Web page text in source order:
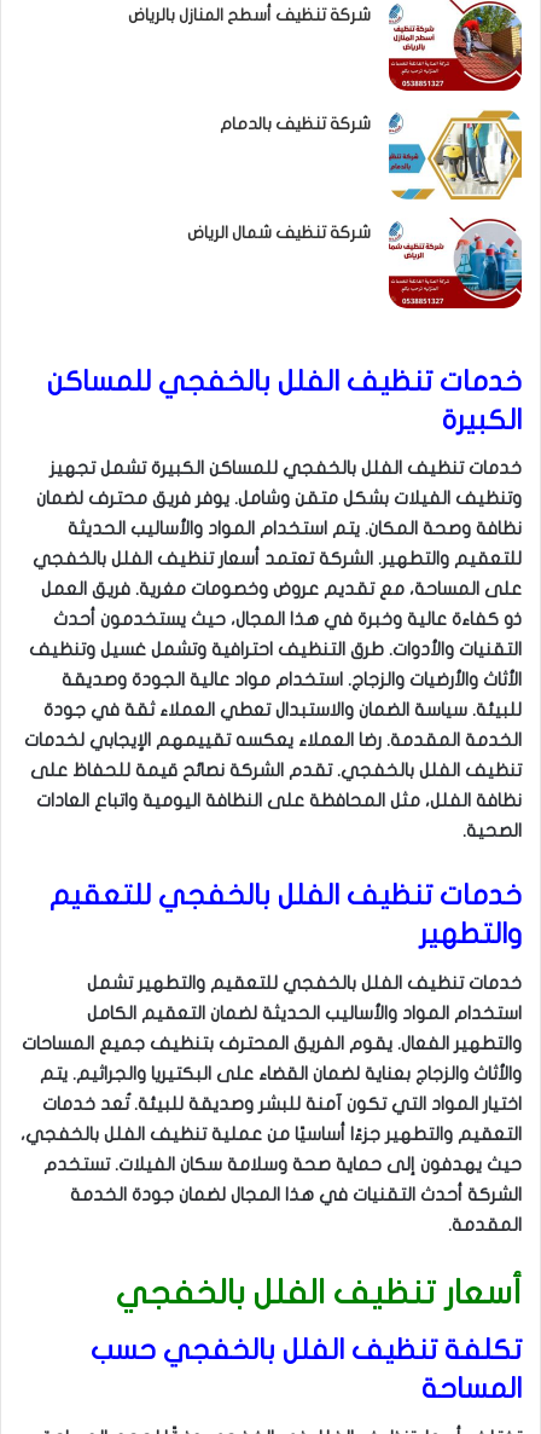
شركة تنظيف أسطح المنازل بالرياض
شركة تنظيف بالدمام
شركة تنظيف شمال الرياض
خدمات تنظيف الفلل بالخفجي للمساكن
الكبيرة
خدمات تنظيف الفلل بالخفجي للمساكن الكبيرة تشمل تجهيز
وتنظيف الفيلات بشكل متقن وشامل. يوفر فريق محترف لضمان
نظافة وصحة المكان. يتم استخدام المواد والأساليب الحديثة
للتعقيم والتطهير. الشركة تعتمد أسعار تنظيف الفلل بالخفجي
على المساحة، مع تقديم عروض وخصومات مغرية. فريق العمل
ذو كفاءة عالية وخبرة في هذا المجال، حيث يستخدمون أحدث
التقنيات والأدوات. طرق التنظيف احترافية وتشمل غسيل وتنظيف
الأثاث والأرضيات والزجاج. استخدام مواد عالية الجودة وصديقة
للبيئة. سياسة الضمان والاستبدال تعطي العملاء ثقة في جودة
الخدمة المقدمة. رضا العملاء يعكسه تقييمهم الإيجابي لخدمات
تنظيف الفلل بالخفجي. تقدم الشركة نصائح قيمة للحفاظ على
نظافة الفلل، مثل المحافظة على النظافة اليومية واتباع العادات
الصحية.
خدمات تنظيف الفلل بالخفجي للتعقيم
والتطهير
خدمات تنظيف الفلل بالخفجي للتعقيم والتطهير تشمل
استخدام المواد والأساليب الحديثة لضمان التعقيم الكامل
والتطهير الفعال. يقوم الفريق المحترف بتنظيف جميع المساحات
والأثاث والزجاج بعناية لضمان القضاء على البكتيريا والجراثيم. يتم
اختيار المواد التي تكون آمنة للبشر وصديقة للبيئة. تُعد خدمات
التعقيم والتطهير جزءًا أساسيًا من عملية تنظيف الفلل بالخفجي،
حيث يهدفون إلى حماية صحة وسلامة سكان الفيلات. تستخدم
الشركة أحدث التقنيات في هذا المجال لضمان جودة الخدمة
المقدمة.
أسعار تنظيف الفلل بالخفجي
تكلفة تنظيف الفلل بالخفجي حسب
المساحة